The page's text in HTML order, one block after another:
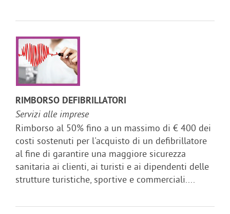
RIMBORSO DEFIBRILLATORI
Servizi alle imprese
Rimborso al 50% fino a un massimo di € 400 dei
costi sostenuti per l'acquisto di un defibrillatore
al fine di garantire una maggiore sicurezza
sanitaria ai clienti, ai turisti e ai dipendenti delle
strutture turistiche, sportive e commerciali....